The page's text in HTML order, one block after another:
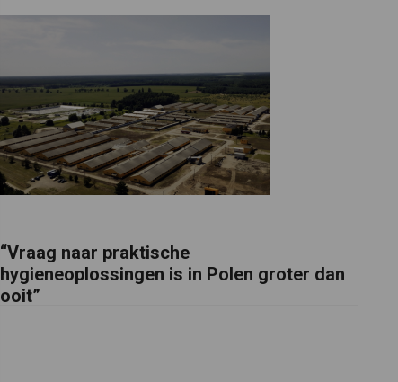
“Vraag naar praktische
hygieneoplossingen is in Polen groter dan
ooit”